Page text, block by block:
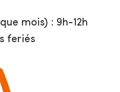
mois) : 9h-12h
feriés